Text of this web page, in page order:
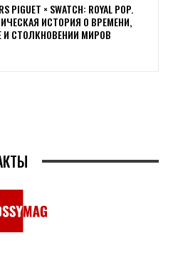
PIGUET × SWATCH: ROYAL POP.
ИСТОРИЯ О ВРЕМЕНИ,
И СТОЛКНОВЕНИИ МИРОВ